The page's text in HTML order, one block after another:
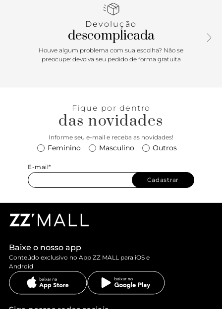
preso por corrente. Pode ser usado junto da bolsa ou como
Devolução
descomplicada
Houve algum problema com sua escolha? Não se
preocupe: devolva seu pedido de forma gratuita
Fique por dentro
das novidades
Informe seu e-mail e receba as novidades!
Feminino Masculino Outros
E-mail*
Cadastrar
Baixe o nosso app
Conteúdo exclusivo no App ZZ MALL para iOS e
Android